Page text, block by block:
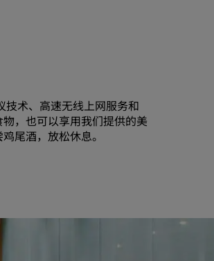
加入
术、高速无线上网服务和
，也可以享用我们提供的美
尾酒，放松休息。